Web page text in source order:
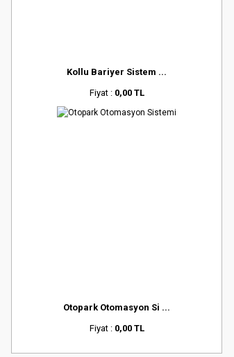
Kollu Bariyer Sistem ...
Fiyat : 0,00 TL
Otopark Otomasyon Si ...
Fiyat : 0,00 TL